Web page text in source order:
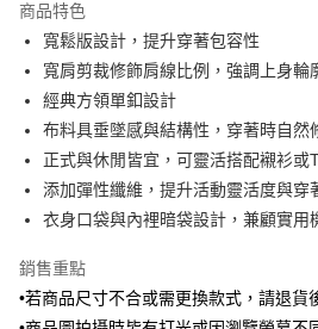
合作金庫商業銀行
華南商業銀行
上海商業儲蓄銀行
台
國泰世華商業銀行
臺灣中小企業銀行
台
匯豐（台灣）商業銀行
華泰
聯邦商業銀行
遠
元大商業銀行
永
玉山商業銀行
星
台灣樂天信用卡公司
6 期 0 利率 每期
華南商業銀行
彰
上海商業儲蓄銀行
國泰世華商業銀行
兆
臺灣中小企業銀行
台中
匯豐（台灣）商業銀行
華
聯邦商業銀行
遠
元大商業銀行
永
玉山商業銀行
台灣樂天信用卡公司
Apple Pay
街口支付
ATM付款
運送方式
每筆NT$120，滿NT$3,000(含以上)免運
商品特色
寬鬆版設計，提升穿著包容性
寬肩剪裁修飾肩線比例，強調上身輪
經典方領單釦設計
布料具垂墜感與結構性，穿著時自然
正式與休閒皆宜，可靈活搭配襯衫或
添加彈性纖維，提升活動靈活度與穿
衣身口袋與內裡暗袋設計，兼顧實用
銷售重點
•若商品尺寸不合或需更換款式，請退貨